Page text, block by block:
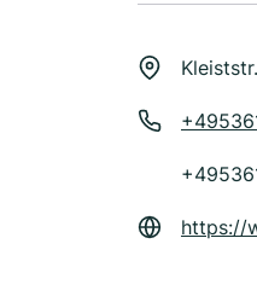
https://